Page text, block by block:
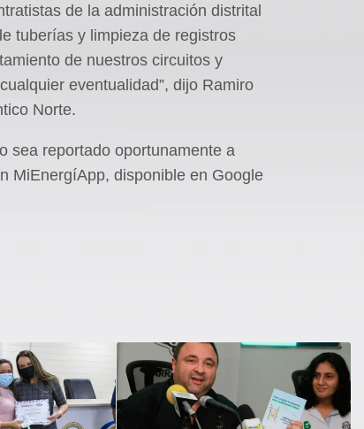
de la administración distrital
tuberías y limpieza de registros
de nuestros circuitos y
eventualidad”, dijo Ramiro
Norte.
sea reportado oportunamente a
MiEnergíApp, disponible en Google